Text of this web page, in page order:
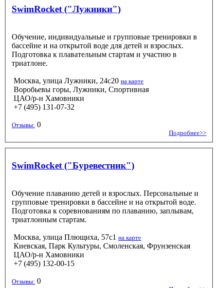
SwimRocket ("Лужники")
Обучение, индивидуальные и групповые тренировки в
бассейне и на открытой воде для детей и взрослых.
Подготовка к плавательным стартам и участию в
триатлоне.
Москва, улица Лужники, 24с20 на карте
Воробьевы горы, Лужники, Спортивная
ЦАО/р-н Хамовники
+7 (495) 131-07-32
Отзывы: 0
Подробнее>>
SwimRocket ("Буревестник")
Обучение плаванию детей и взрослых. Персональные и
групповые тренировки в бассейне и на открытой воде.
Подготовка к соревнованиям по плаванию, заплывам,
триатлонным стартам.
Москва, улица Плющиха, 57с1 на карте
Киевская, Парк Культуры, Смоленская, Фрунзенская
ЦАО/р-н Хамовники
+7 (495) 132-00-15
Отзывы: 0